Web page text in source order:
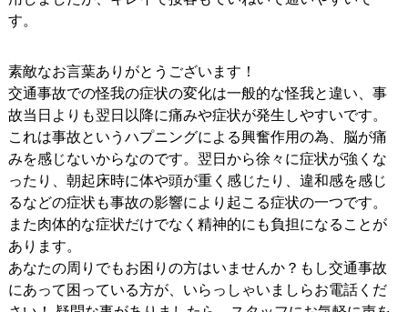
す。
素敵なお言葉ありがとうございます！
交通事故での怪我の症状の変化は一般的な怪我と違い、事
故当日よりも翌日以降に痛みや症状が発生しやすいです。
これは事故というハプニングによる興奮作用の為、脳が痛
みを感じないからなのです。翌日から徐々に症状が強くな
ったり、朝起床時に体や頭が重く感じたり、違和感を感じ
るなどの症状も事故の影響により起こる症状の一つです。
また肉体的な症状だけでなく精神的にも負担になることが
あります。
あなたの周りでもお困りの方はいませんか？もし交通事故
にあって困っている方が、いらっしゃいましらお電話くだ